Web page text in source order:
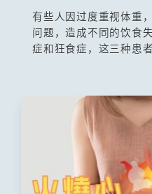
有些人因过度重视体重
问题，造成不同的饮食
症和狂食症，这三种患
张汉奇医生与心理学家